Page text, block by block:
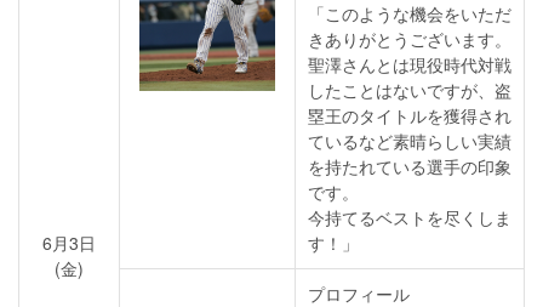
6月3日
(金)
「このような機会をいただ
きありがとうございます。
聖澤さんとは現役時代対戦
したことはないですが、盗
塁王のタイトルを獲得され
ているなど素晴らしい実績
を持たれている選手の印象
です。
今持てるベストを尽くしま
す！」
プロフィール